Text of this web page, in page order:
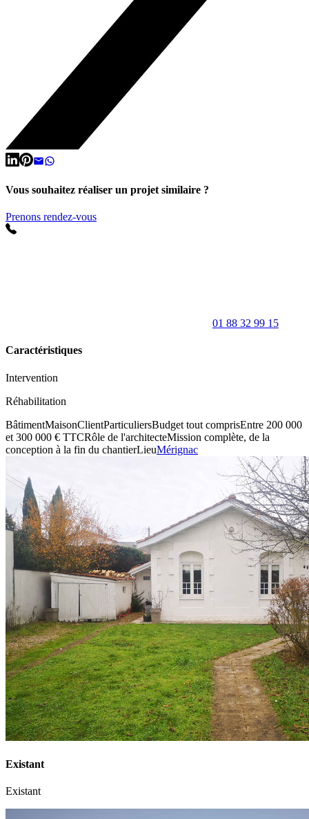
Vous souhaitez réaliser un projet similaire ?
Prenons rendez-vous
01 88 32 99 15
Caractéristiques
Intervention
Réhabilitation
BâtimentMaisonClientParticuliersBudget tout comprisEntre 200 000
et 300 000 € TTCRôle de l'architecteMission complète, de la
conception à la fin du chantierLieuMérignac
Existant
Existant